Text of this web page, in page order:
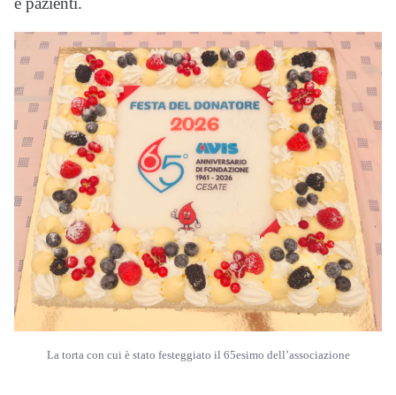
La torta con cui è stato festeggiato il 65esimo dell’associazione